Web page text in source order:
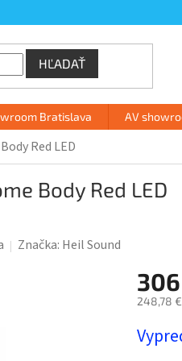
HĽADAŤ
Bratislava AV
Red LED
Body Red LED
Značka: Heil Sound
248,78
cena: